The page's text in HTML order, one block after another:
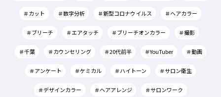
＃カット ＃数字分析 ＃新型コロナウイルス ＃ヘアカラー
＃ブリーチ ＃エアタッチ ＃ブリーチオンカラー ＃撮影
＃千葉 ＃カウンセリング ＃20代前半 ＃YouTuber ＃動画
＃アンケート ＃ケミカル ＃ハイトーン ＃サロン衛生
＃デザインカラー ＃ヘアアレンジ ＃サロンワーク